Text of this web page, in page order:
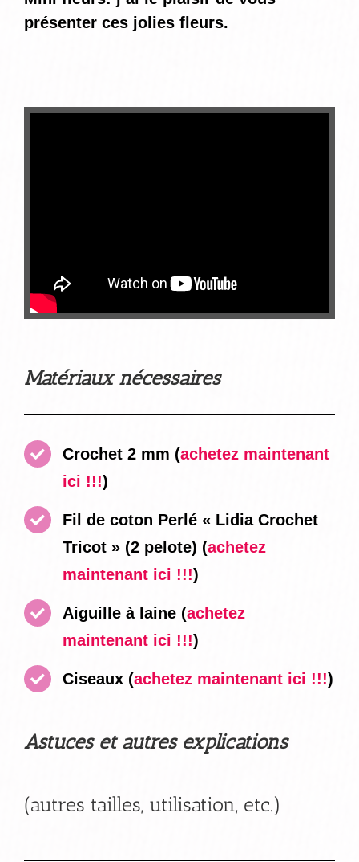
présenter ces jolies fleurs.
Matériaux nécessaires
Crochet 2 mm (achetez maintenant
ici !!!)
Fil de coton Perlé « Lidia Crochet
Tricot » (2 pelote) (achetez
maintenant ici !!!)
Aiguille à laine (achetez
maintenant ici !!!)
Ciseaux (achetez maintenant ici !!!)
Astuces et autres explications
(autres tailles, utilisation, etc.)